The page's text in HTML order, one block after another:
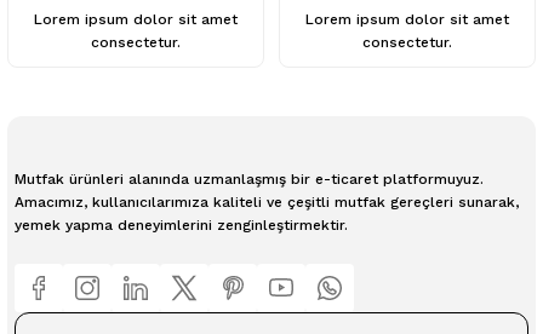
Lorem ipsum dolor sit amet
consectetur.
Lorem ipsum dolor sit amet
consectetur.
Mutfak ürünleri alanında uzmanlaşmış bir e-ticaret platformuyuz.
Amacımız, kullanıcılarımıza kaliteli ve çeşitli mutfak gereçleri sunarak,
yemek yapma deneyimlerini zenginleştirmektir.